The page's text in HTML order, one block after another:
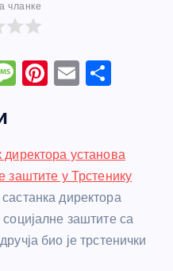
чланке
M
a
g
e
Pi
e
st
E
e
директора установа
заштите у Трстенику
директора
заштите са
био је трстенички